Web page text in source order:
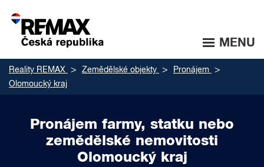
MENU
Reality REMAX Zemědělské objekty
Pronájem
Olomoucký kraj
Pronájem farmy, statku nebo
zemědělské nemovitosti
Olomoucký kraj